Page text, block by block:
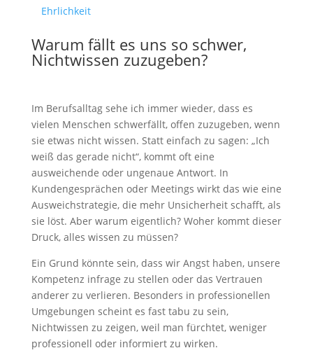
Ehrlichkeit
Warum fällt es uns so schwer,
Nichtwissen zuzugeben?
Im Berufsalltag sehe ich immer wieder, dass es
vielen Menschen schwerfällt, offen zuzugeben, wenn
sie etwas nicht wissen. Statt einfach zu sagen: „Ich
weiß das gerade nicht“, kommt oft eine
ausweichende oder ungenaue Antwort. In
Kundengesprächen oder Meetings wirkt das wie eine
Ausweichstrategie, die mehr Unsicherheit schafft, als
sie löst. Aber warum eigentlich? Woher kommt dieser
Druck, alles wissen zu müssen?
Ein Grund könnte sein, dass wir Angst haben, unsere
Kompetenz infrage zu stellen oder das Vertrauen
anderer zu verlieren. Besonders in professionellen
Umgebungen scheint es fast tabu zu sein,
Nichtwissen zu zeigen, weil man fürchtet, weniger
professionell oder informiert zu wirken.